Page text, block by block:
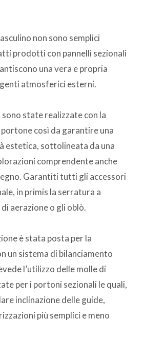
non sono semplici
prodotti con pannelli sezionali
una vera e propria
atmosferici esterni.
state realizzate con la
così da garantire una
estetica, sottolineata da una
comprendente anche
Garantiti tutti gli accessori
in primis la serratura a
aerazione o gli oblò.
è stata posta per la
un sistema di bilanciamento
l’utilizzo delle molle di
per i portoni sezionali le quali,
inclinazione delle guide,
più semplici e meno